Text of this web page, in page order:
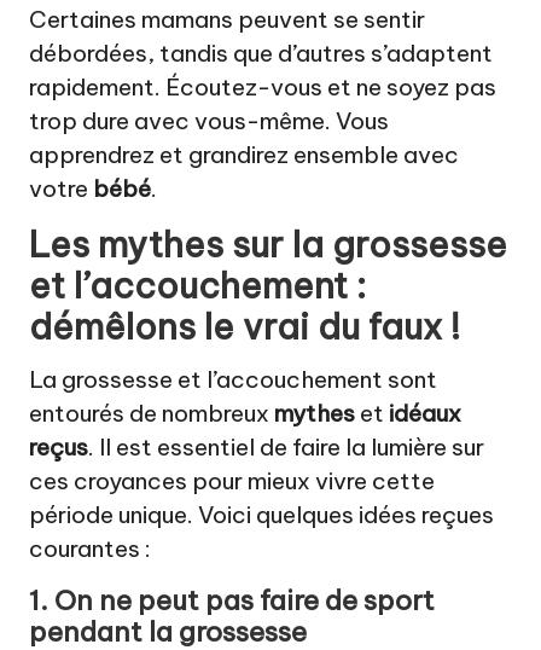
Certaines mamans peuvent se sentir
débordées, tandis que d’autres s’adaptent
rapidement. Écoutez-vous et ne soyez pas
trop dure avec vous-même. Vous
apprendrez et grandirez ensemble avec
votre bébé.
Les mythes sur la grossesse
et l’accouchement :
démêlons le vrai du faux !
La grossesse et l’accouchement sont
entourés de nombreux mythes et idéaux
reçus. Il est essentiel de faire la lumière sur
ces croyances pour mieux vivre cette
période unique. Voici quelques idées reçues
courantes :
1. On ne peut pas faire de sport
pendant la grossesse